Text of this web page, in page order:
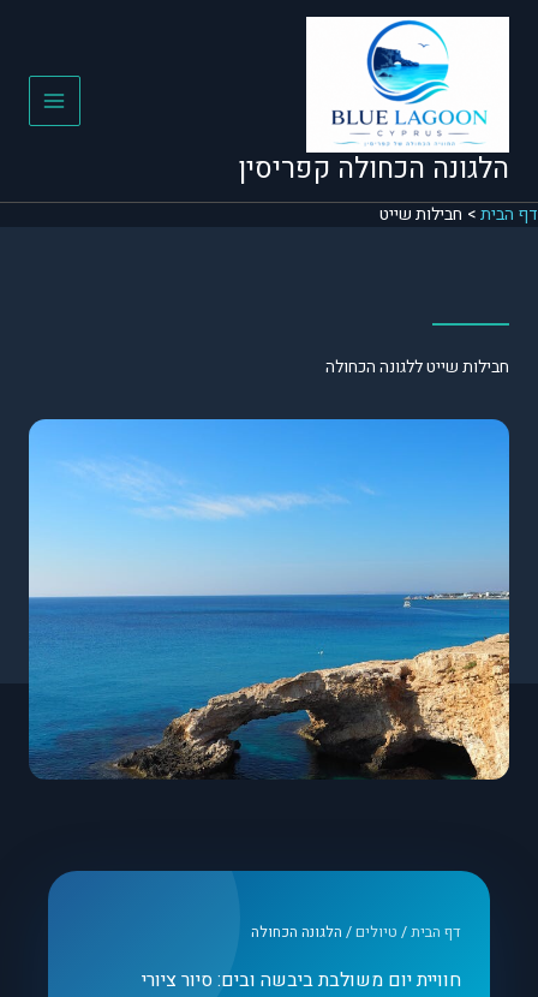
דילוג
הלגונה הכחולה קפריסין
דף הבית חבילות שייט
חבילות שייט ללגונה הכחולה
דף הבית/ טיולים/ הלגונה הכחולה
חוויית יום משולבת ביבשה ובים: סיור ציורי